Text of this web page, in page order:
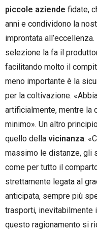
piccole aziende fidate,
anni e condividono la
improntata
selezione la fa il
facilitando molto il
meno importante è la
per la coltivazione.
artificialmente, mentre la
minimo». Un altro
quello della vicinanza:
massimo le distanze, gli
come per tutto il
strettamente legata al
anticipata, sempre più
trasporti, inevitabilmente
questo ragionamento si